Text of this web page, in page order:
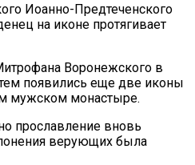
Иоанно-Предтеченского
на иконе протягивает
Воронежского в
появились еще две иконы
мужском монастыре.
прославление вновь
верующих была